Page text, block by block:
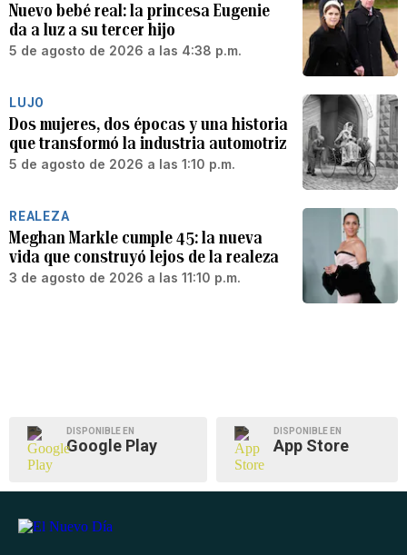
Nuevo bebé real: la princesa Eugenie
da a luz a su tercer hijo
5 de agosto de 2026 a las 4:38 p.m.
LUJO
Dos mujeres, dos épocas y una historia
que transformó la industria automotriz
5 de agosto de 2026 a las 1:10 p.m.
REALEZA
Meghan Markle cumple 45: la nueva
vida que construyó lejos de la realeza
3 de agosto de 2026 a las 11:10 p.m.
DISPONIBLE EN
Google Play
DISPONIBLE EN
App Store